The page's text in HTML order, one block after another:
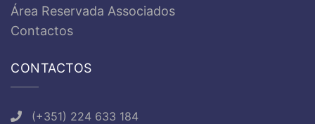
Área Reservada Associados
Contactos
CONTACTOS
(+351) 224 633 184